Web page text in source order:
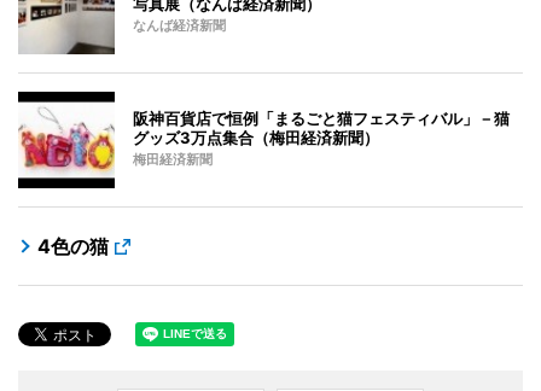
写真展（なんば経済新聞）
なんば経済新聞
阪神百貨店で恒例「まるごと猫フェスティバル」－猫
グッズ3万点集合（梅田経済新聞）
梅田経済新聞
4色の猫